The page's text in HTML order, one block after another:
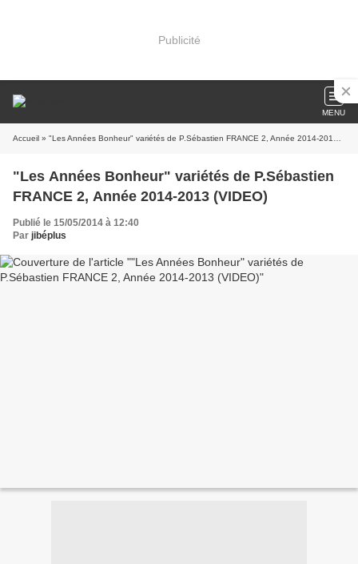
Publicité
MENU
Accueil » "Les Années Bonheur" variétés de P.Sébastien FRANCE 2, Année 2014-2013 (VIDEO)
"Les Années Bonheur" variétés de P.Sébastien
FRANCE 2, Année 2014-2013 (VIDEO)
Publié le 15/05/2014 à 12:40
Par jibéplus